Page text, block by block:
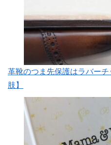
革靴のつま先保護はラバー
肢】